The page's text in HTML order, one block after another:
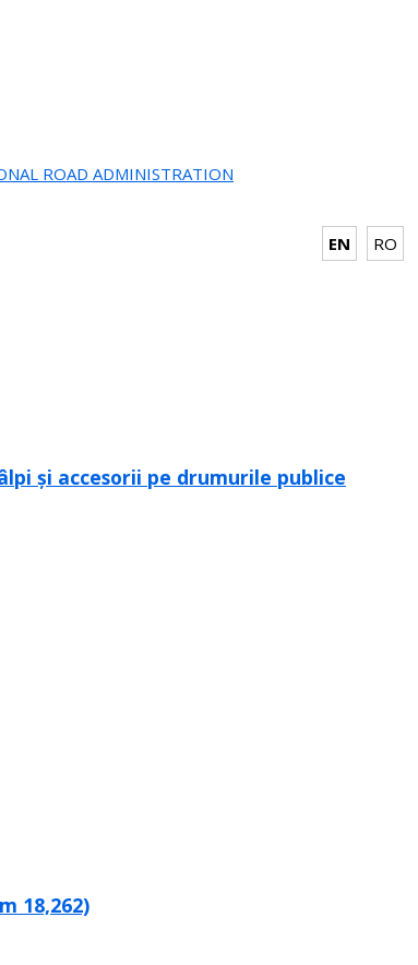
ROAD ADMINISTRATION
EN RO
și accesorii pe drumurile publice
18,262)